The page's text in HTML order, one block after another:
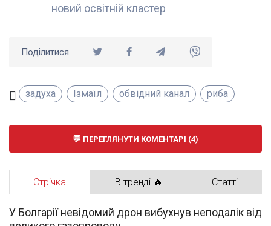
новий освітній кластер
Поділитися
задуха Ізмаїл обвідний канал риба
ПЕРЕГЛЯНУТИ КОМЕНТАРІ (4)
Стрічка В тренді 🔥 Статті
У Болгарії невідомий дрон вибухнув неподалік від